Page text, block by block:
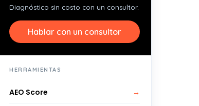
Diagnóstico sin costo con un consultor.
Hablar con un consultor
HERRAMIENTAS
AEO Score →